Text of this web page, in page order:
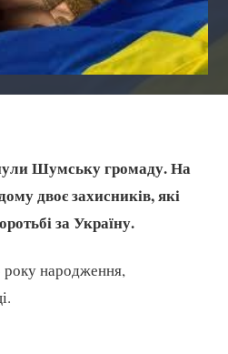
Шумську громаду. На
двоє захисників, які
за Україну.
народження,